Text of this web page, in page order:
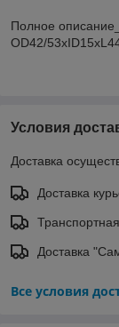
Полное
OD42/
Условия
Доставка
Доставка
Доставка
Все условия